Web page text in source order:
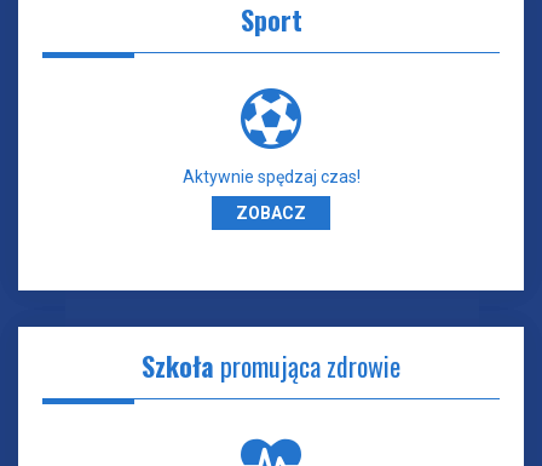
Sport
Aktywnie spędzaj czas!
ZOBACZ
Szkoła promująca zdrowie